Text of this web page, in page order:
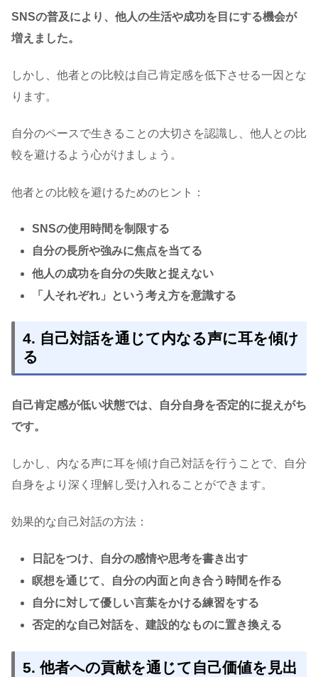
SNSの普及により、他人の生活や成功を目にする機会が
増えました。
しかし、他者との比較は自己肯定感を低下させる一因とな
ります。
自分のペースで生きることの大切さを認識し、他人との比
較を避けるよう心がけましょう。
他者との比較を避けるためのヒント：
SNSの使用時間を制限する
自分の長所や強みに焦点を当てる
他人の成功を自分の失敗と捉えない
「人それぞれ」という考え方を意識する
4. 自己対話を通じて内なる声に耳を傾け
る
自己肯定感が低い状態では、自分自身を否定的に捉えがち
です。
しかし、内なる声に耳を傾け自己対話を行うことで、自分
自身をより深く理解し受け入れることができます。
効果的な自己対話の方法：
日記をつけ、自分の感情や思考を書き出す
瞑想を通じて、自分の内面と向き合う時間を作る
自分に対して優しい言葉をかける練習をする
否定的な自己対話を、建設的なものに置き換える
5. 他者への貢献を通じて自己価値を見出